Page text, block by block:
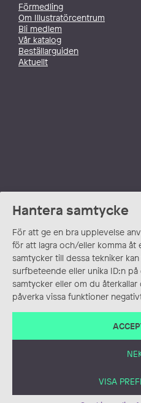
Hantera samtycke
För att ge en bra upplevelse
för att lagra och/eller komma åt
samtycker till dessa tekniker
surfbeteende eller unika ID:n
samtycker eller om du
påverka vissa funktioner
VISA
Förmedling
Om Illustratörcentrum
Bli medlem
Vår katalog
Beställarguiden
Aktuellt